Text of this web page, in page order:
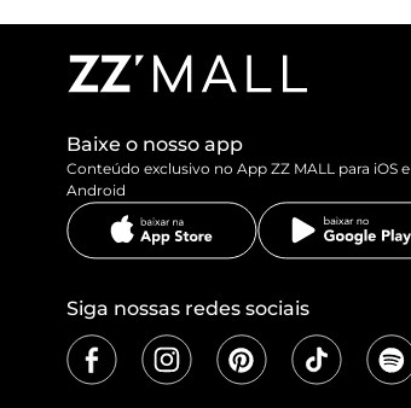
Baixe o nosso app
Conteúdo exclusivo no App ZZ MALL para iOS e
Android
Siga nossas redes sociais